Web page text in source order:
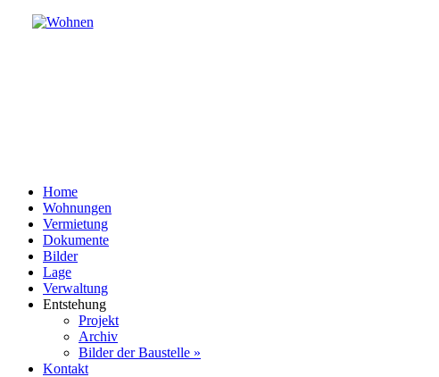
Home
Wohnungen
Vermietung
Dokumente
Bilder
Lage
Verwaltung
Entstehung
Projekt
Archiv
Bilder der Baustelle »
Kontakt